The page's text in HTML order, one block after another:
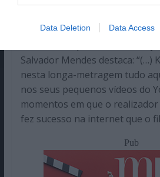
Data Deletion Data Access
público.
Da parte da MHD, também já
Salvador Mendes destaca: “(…)
nesta longa-metragem tudo
nos seus pequenos vídeos do
momentos em que o
fez sucesso na internet que o
Pub